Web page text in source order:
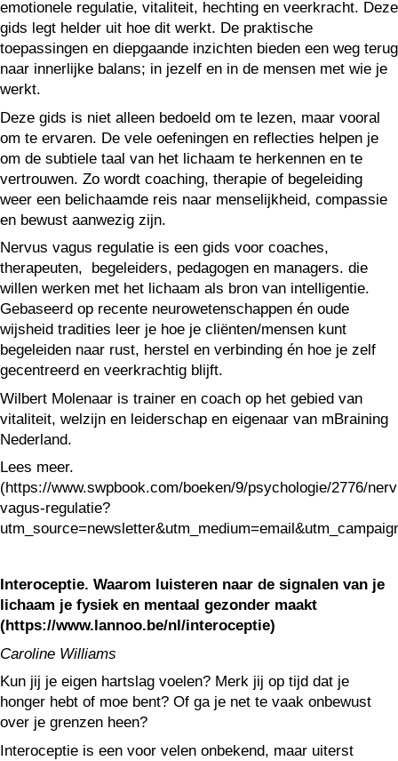
emotionele regulatie, vitaliteit, hechting en veerkracht. Deze
gids legt helder uit hoe dit werkt. De praktische
toepassingen en diepgaande inzichten bieden een weg terug
naar innerlijke balans; in jezelf en in de mensen met wie je
werkt.
Deze gids is niet alleen bedoeld om te lezen, maar vooral
om te ervaren. De vele oefeningen en reflecties helpen je
om de subtiele taal van het lichaam te herkennen en te
vertrouwen. Zo wordt coaching, therapie of begeleiding
weer een belichaamde reis naar menselijkheid, compassie
en bewust aanwezig zijn.
Nervus vagus regulatie is een gids voor coaches,
therapeuten, begeleiders, pedagogen en managers. die
willen werken met het lichaam als bron van intelligentie.
Gebaseerd op recente neurowetenschappen én oude
wijsheid tradities leer je hoe je cliënten/mensen kunt
begeleiden naar rust, herstel en verbinding én hoe je zelf
gecentreerd en veerkrachtig blijft.
Wilbert Molenaar is trainer en coach op het gebied van
vitaliteit, welzijn en leiderschap en eigenaar van mBraining
Nederland.
Lees meer.
(https://www.swpbook.com/boeken/9/psychologie/2776/
vagus-regulatie?
Interoceptie. Waarom luisteren naar de signalen van je
lichaam je fysiek en mentaal gezonder maakt
(https://www.lannoo.be/nl/interoceptie)
Caroline Williams
Kun jij je eigen hartslag voelen? Merk jij op tijd dat je
honger hebt of moe bent? Of ga je net te vaak onbewust
over je grenzen heen?
Interoceptie is een voor velen onbekend, maar uiterst